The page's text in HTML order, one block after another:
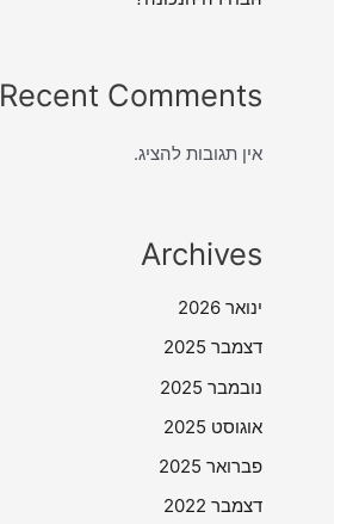
Recent Comments
אין תגובות להציג.
Archives
ינואר 2026
דצמבר 2025
נובמבר 2025
אוגוסט 2025
פברואר 2025
דצמבר 2022